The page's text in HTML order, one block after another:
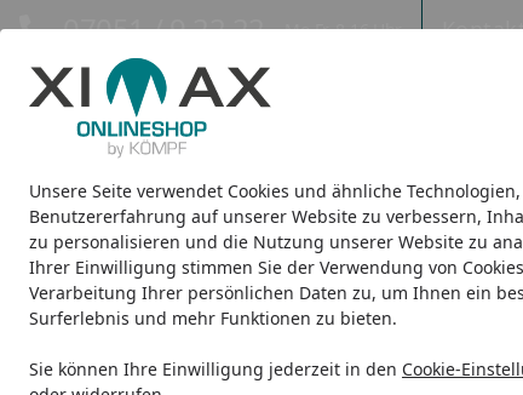
Unsere Seite verwendet Cookies und ähnliche
Benutzererfahrung auf unserer Website zu verbessern,
zu personalisieren und die Nutzung unserer Website zu
Ihrer Einwilligung stimmen Sie der Verwendung von
Verarbeitung Ihrer persönlichen Daten zu, um Ihnen ein
Surferlebnis und mehr Funktionen zu bieten.
Sie können Ihre Einwilligung jederzeit in den Cookie-
Eigene Montage-Teams
07051 / 9 22 22 Mo-Fr. 8-16 Uhr
Design-Carports Design-Heizkörper Infrarot-
Startseite
Design-Heizkörper Heizkörper-Accessoires Ximax